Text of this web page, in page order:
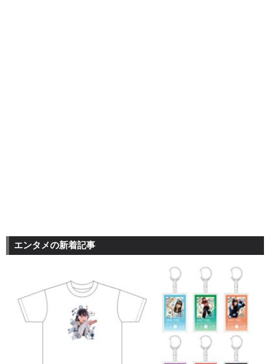
エンタメの新着記事